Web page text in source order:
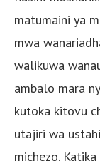
matumaini ya
mwa
walikuwa
ambalo mara
kutoka kitovu
utajiri wa
michezo.